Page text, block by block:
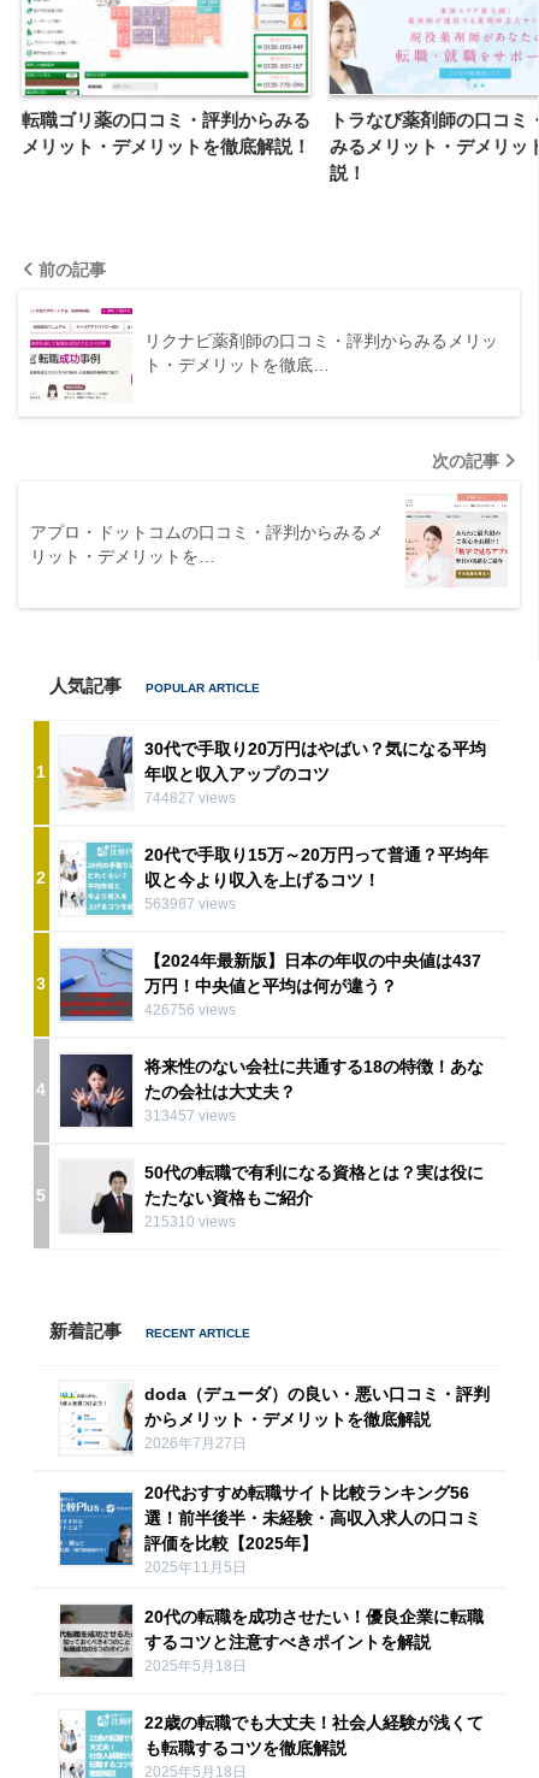
転職ゴリ薬の口コミ・評判からみる
メリット・デメリットを徹底解説！
トラなび薬剤師の口コミ
みるメリット・デメリッ
説！
前の記事
リクナビ薬剤師の口コミ・評判からみるメリッ
ト・デメリットを徹底…
次の記事
アプロ・ドットコムの口コミ・評判からみるメ
リット・デメリットを…
人気記事
1
30代で手取り20万円はやばい？気になる平均
年収と収入アップのコツ
744827 views
2
20代で手取り15万～20万円って普通？平均年
収と今より収入を上げるコツ！
563987 views
3
【2024年最新版】日本の年収の中央値は437
万円！中央値と平均は何が違う？
426756 views
4
将来性のない会社に共通する18の特徴！あな
たの会社は大丈夫？
313457 views
5
50代の転職で有利になる資格とは？実は役に
たたない資格もご紹介
215310 views
新着記事
doda（デューダ）の良い・悪い口コミ・評判
からメリット・デメリットを徹底解説
2026年7月27日
20代おすすめ転職サイト比較ランキング56
選！前半後半・未経験・高収入求人の口コミ
評価を比較【2025年】
2025年11月5日
20代の転職を成功させたい！優良企業に転職
するコツと注意すべきポイントを解説
2025年5月18日
22歳の転職でも大丈夫！社会人経験が浅くて
も転職するコツを徹底解説
2025年5月18日